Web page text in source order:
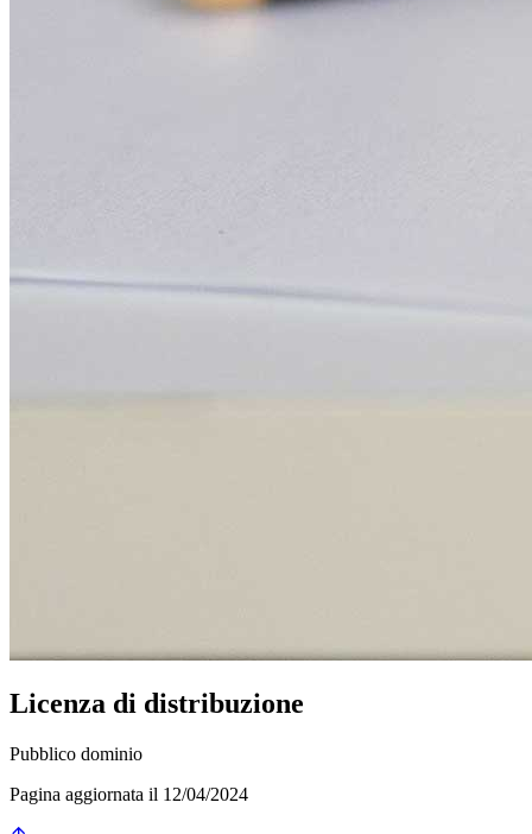
Licenza di distribuzione
Pubblico dominio
Pagina aggiornata il 12/04/2024